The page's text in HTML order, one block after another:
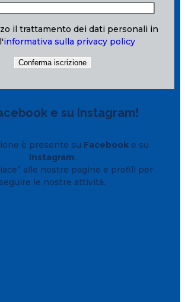
il trattamento dei dati personali in
informativa sulla privacy policy
e su Instagram!
è presente su Facebooke su
Instagram:
alle nostre pagine e profili per
seguire le nostre attività.